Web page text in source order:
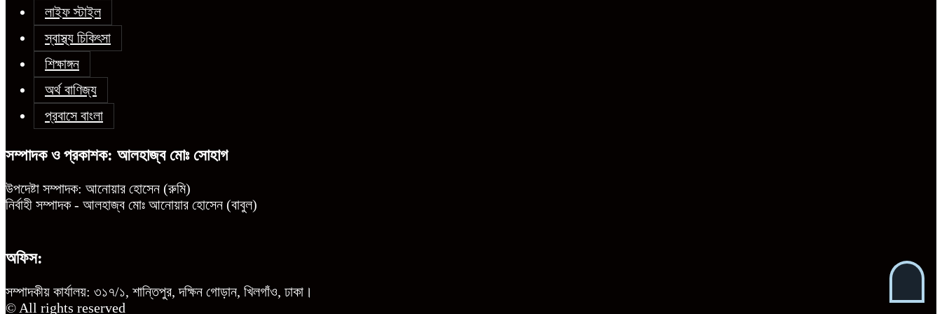
লাইফ স্টাইল
স্বাস্থ্য চিকিৎসা
শিক্ষাঙ্গন
অর্থ বাণিজ্য
প্রবাসে বাংলা
সম্পাদক ও প্রকাশক: আলহাজ্ব মোঃ সোহাগ
উপদেষ্টা সম্পাদক: আনোয়ার হোসেন (রুমি)
নির্বাহী সম্পাদক - আলহাজ্ব মোঃ আনোয়ার হোসেন (বাবুল)
অফিস:
সম্পাদকীয় কার্যালয়: ৩১৭/১, শান্তিপুর, দক্ষিন গোড়ান, খিলগাঁও, ঢাকা।
© All rights reserved